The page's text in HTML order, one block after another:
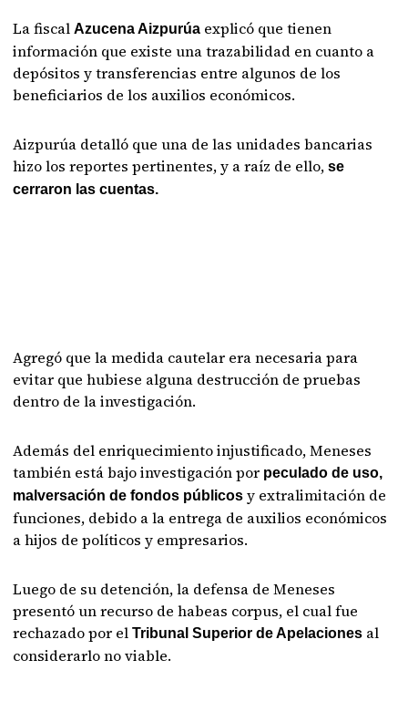
La fiscalAzucena Aizpurúa explicó que tienen
información que existe una trazabilidad en cuanto a
depósitos y transferencias entre algunos de los
beneficiarios de los auxilios económicos.
Aizpurúa detalló que una de las unidades bancarias
hizo los reportes pertinentes, y a raíz de ello,se
cerraron las cuentas.
Agregó que la medida cautelar era necesaria para
evitar que hubiese alguna destrucción de pruebas
dentro de la investigación.
Además del enriquecimiento injustificado, Meneses
también está bajo investigación por peculado de uso,
malversación de fondos públicosy extralimitación de
funciones, debido a la entrega de auxilios económicos
a hijos de políticos y empresarios.
Luego de su detención, la defensa de Meneses
presentó un recurso de habeas corpus, el cual fue
rechazado por elTribunal Superior de Apelaciones al
considerarlo no viable.